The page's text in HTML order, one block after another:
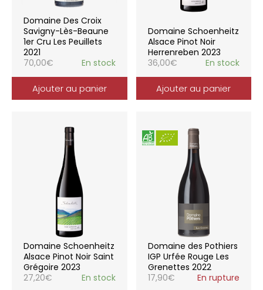
Domaine Des Croix
Savigny-Lès-Beaune
1er Cru Les Peuillets
2021
70,00€ En stock
Ajouter au panier
Domaine Schoenheitz
Alsace Pinot Noir
Herrenreben 2023
36,00€ En stock
Ajouter au panier
Domaine Schoenheitz
Alsace Pinot Noir Saint
Grégoire 2023
27,20€ En stock
Domaine des Pothiers
IGP Urfée Rouge Les
Grenettes 2022
17,90€ En rupture